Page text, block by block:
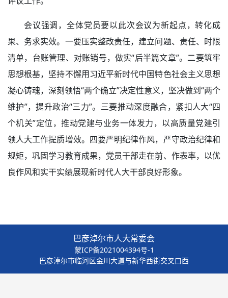
会议强调，全体党员要以此次会议为新起点，转化成
果、务求实效。一要压实整改责任，建立问题、责任、时限
清单，台账管理、对账销号，做实“后半篇文章”。二要筑牢
思想根基，坚持不懈用习近平新时代中国特色社会主义思想
凝心铸魂，深刻领悟“两个确立”决定性意义，坚决做到“两个
维护”，提升政治“三力”。三要推动深度融合，紧扣人大“四
个机关”定位，推动党建与业务一体发力，以高质量党建引
领人大工作提质增效。四要严明纪律作风，严守政治纪律和
规矩，巩固学习教育成果，党员干部走在前、作表率，以优
良作风和实干实绩展现新时代人大干部良好形象。
巴彦淖尔市人大常委会
蒙ICP备2021004394号-1
巴彦淖尔市临河区金川大道与新华西街交叉口西